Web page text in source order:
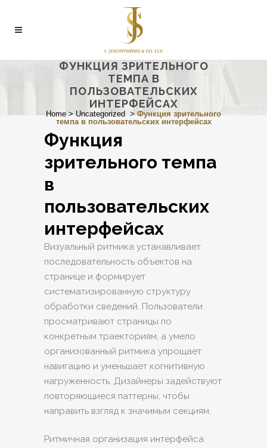
ФУНКЦИЯ ЗРИТЕЛЬНОГО
ТЕМПА В
ПОЛЬЗОВАТЕЛЬСКИХ
ИНТЕРФЕЙСАХ
Home>Uncategorized >Функция зрительного
темпа в пользовательских интерфейсах
Функция
зрительного темпа
в
пользовательских
интерфейсах
Визуальный ритмика устанавливает
последовательность объектов на
странице и формирует
систематизированную структуру
обработки сведений. Пользователи
просматривают страницы по
конкретным траекториям, а умело
организованный ритмика упрощает
навигацию и уменьшает когнитивную
нагруженность. Дизайнеры задействуют
повторяющиеся паттерны, чтобы
направить взгляд к значимым секциям.
Ритмичная организация интерфейса